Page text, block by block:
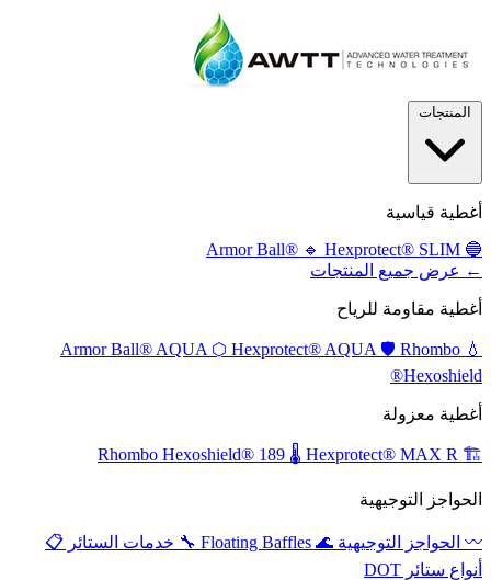
المنتجات
أغطية قياسية
🔵
🔹 Hexprotect® SLIM
← عرض جميع المنتجات
أغطية مقاومة للرياح
💧
⬡ Hexprotect® AQUA 🛡️ Rhombo
Hexoshield®
أغطية معزولة
🏗️
🌡️ Hexprotect® MAX R
الحواجز التوجيهية
〰️ الحواجز التوجيهية 🌊
🔧 خدمات الستائر 📋
أنواع ستائر DOT